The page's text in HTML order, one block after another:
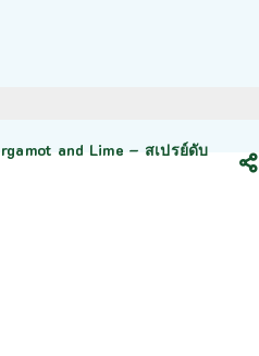
and Lime – สเปรย์ดับ